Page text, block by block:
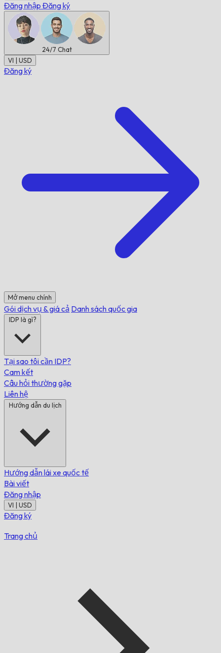
Đăng nhập Đăng ký
24/7 Chat
VI | USD
Đăng ký
Mở menu chính
Gói dịch vụ & giá cả Danh sách quốc gia
IDP là gì?
Tại sao tôi cần IDP?
Cam kết
Câu hỏi thường gặp
Liên hệ
Hướng dẫn du lịch
Hướng dẫn lái xe quốc tế
Bài viết
Đăng nhập
VI | USD
Đăng ký
Trang chủ